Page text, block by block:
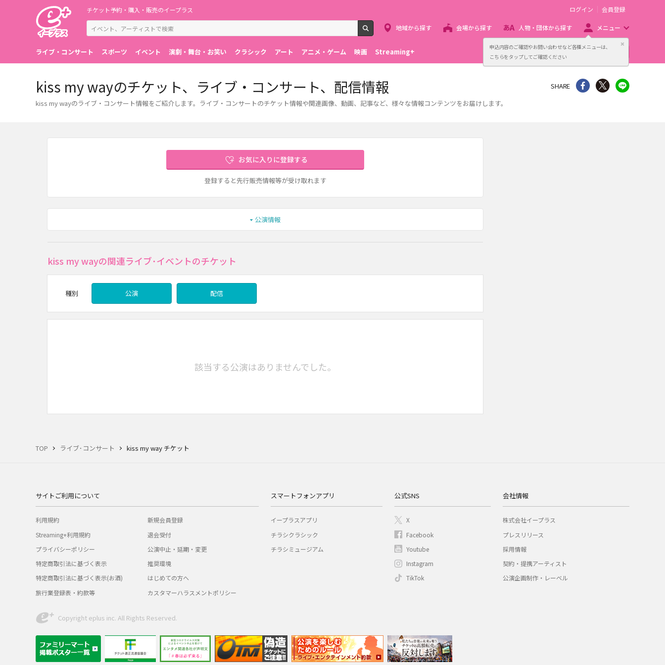
申込内容のご確認やお問い合わせなど各種メニューは、
こちらをタップしてご確認ください
閉じる
チケット予約・購入・販売のイープラス
検索
ログイン 会員登録
地域から探す 会場から探す 人物・団体から探す メニュー
ライブ・コンサート スポーツ イベント 演劇・舞台・お笑い クラシック アート アニメ・ゲーム 映画 Streaming+ 主催者向け販売サービス
TOP ライブ･コンサート kiss my way チケット
kiss my wayのチケット、ライブ・コンサート、配信情報
kiss my wayのライブ・コンサート情報をご紹介します。ライブ・コンサートのチケット情報や関連画像、動画、記事など、様々な情報コンテンツをお届けします。
SHARE シェア Twitter
お気に入りに登録する
登録すると先行販売情報等が受け取れます
公演情報
kiss my wayの関連ライブ･イベントのチケット
種別 公演 配信
該当する公演はありませんでした。
サイトご利用について
利用規約
Streaming+利用規約
プライバシーポリシー
特定商取引法に基づく表示
特定商取引法に基づく表示(お酒)
旅行業登録表・約款等
新規会員登録
退会受付
公演中止・延期・変更
推奨環境
はじめての方へ
カスタマーハラスメントポリシー
スマートフォンアプリ
イープラスアプリ
チラシクラシック
チラシミュージアム
公式SNS
X
Facebook
Youtube
Instagram
TikTok
会社情報
株式会社イープラス
プレスリリース
採用情報
契約・提携アーティスト
公演企画制作・レーベル
Copyright eplus inc. All Rights Reserved.